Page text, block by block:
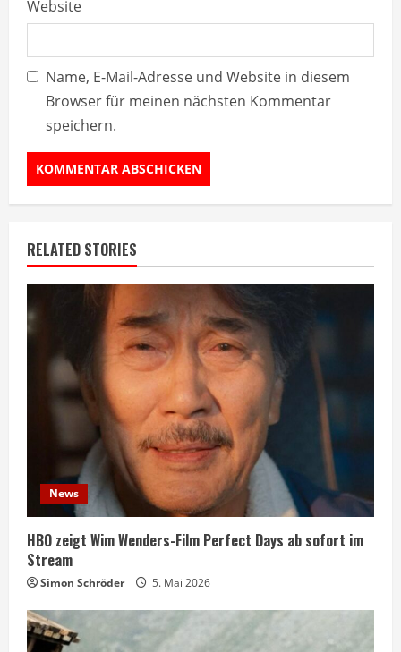
Website
Name, E-Mail-Adresse und Website in diesem
Browser für meinen nächsten Kommentar
speichern.
RELATED STORIES
News
HBO zeigt Wim Wenders-Film Perfect Days ab sofort im
Stream
Simon Schröder 5. Mai 2026